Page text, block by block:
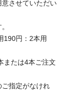
させていただい
。
190円：2本用
または4本ご注文
指定がなけれ